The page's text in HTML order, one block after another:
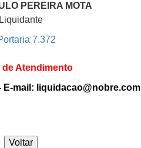
PEREIRA MOTA
Liquidante
7.372
de Atendimento
E-mail:
Voltar